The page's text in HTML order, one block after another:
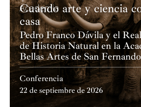
Academia
Cuando arte y ciencia
casa
Pedro Franco Dávila y el
de Historia Natural en la
Bellas Artes de San Fernando
Conferencia
22 de septiembre de 2026